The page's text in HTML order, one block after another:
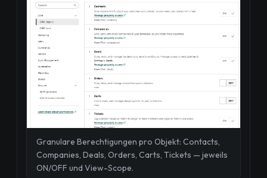
Granulare Berechtigungen pro Objekt: Contacts,
Companies, Deals, Orders, Carts, Tickets — jeweils
ON/OFF und View-Scope.